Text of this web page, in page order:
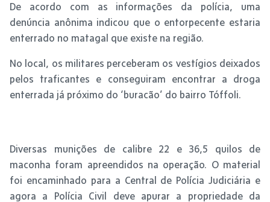
De acordo com as informações da polícia, uma
denúncia anônima indicou que o entorpecente estaria
enterrado no matagal que existe na região.
No local, os militares perceberam os vestígios deixados
pelos traficantes e conseguiram encontrar a droga
enterrada já próximo do ‘buracão’ do bairro Tóffoli.
Diversas munições de calibre 22 e 36,5 quilos de
maconha foram apreendidos na operação. O material
foi encaminhado para a Central de Polícia Judiciária e
agora a Polícia Civil deve apurar a propriedade da